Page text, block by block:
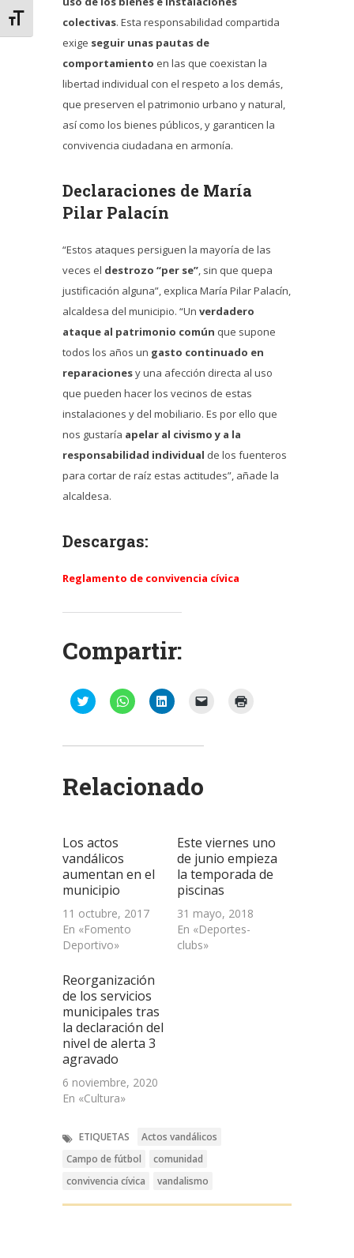
Alternar tamaño de letra
colectivas. Esta responsabilidad compartida
exige seguir unas pautas de
comportamiento en las que coexistan la
libertad individual con el respeto a los demás,
que preserven el patrimonio urbano y natural,
así como los bienes públicos, y garanticen la
convivencia ciudadana en armonía.
Declaraciones de María
Pilar Palacín
“Estos ataques persiguen la mayoría de las
veces el destrozo “per se”, sin que quepa
justificación alguna”, explica María Pilar Palacín,
alcaldesa del municipio. “Un verdadero
ataque al patrimonio común que supone
todos los años un gasto continuado en
reparacionesy una afección directa al uso
que pueden hacer los vecinos de estas
instalaciones y del mobiliario. Es por ello que
nos gustaría apelar al civismo y a la
responsabilidad individual de los fuenteros
para cortar de raíz estas actitudes”, añade la
alcaldesa.
Descargas:
Reglamento de convivencia cívica
Compartir:
Haz
clic
Twitter
en
una
Haz
clic
WhatsApp
en
una
Haz
clic
LinkedIn
en
una
en
una
ventana
nueva)
Relacionado
Los actos
vandálicos
aumentan en el
municipio
11 octubre, 2017
En «Fomento
Deportivo»
Este viernes uno
de junio empieza
la temporada de
piscinas
31 mayo, 2018
En «Deportes-
clubs»
Reorganización
de los servicios
municipales tras
la declaración del
nivel de alerta 3
agravado
6 noviembre, 2020
En «Cultura»
ETIQUETAS
Actos vandálicos
Campo de fútbol
comunidad
convivencia cívica
vandalismo